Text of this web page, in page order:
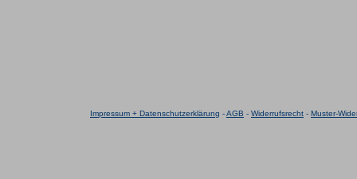
Impressum + Datenschutzerklärung -AGB - Widerrufsrecht - Muster-